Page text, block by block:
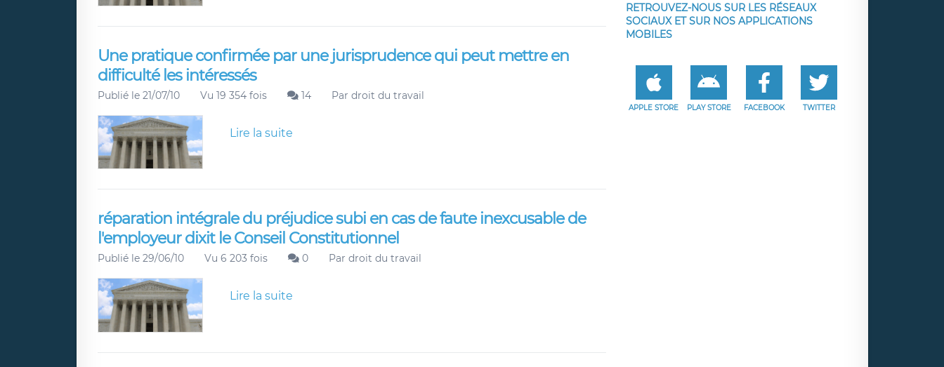
Une pratique confirmée par une jurisprudence qui peut mettre en
difficulté les intéressés
Publié le 21/07/10 Vu 19 354 fois 14 Par droit du travail
Lire la suite
réparation intégrale du préjudice subi en cas de faute inexcusable de
l'employeur dixit le Conseil Constitutionnel
Publié le 29/06/10 Vu 6 203 fois 0 Par droit du travail
Lire la suite
RETROUVEZ-NOUS SUR LES RÉSEAUX
SOCIAUX ET SUR NOS APPLICATIONS
MOBILES
APPLE STORE PLAY STORE FACEBOOK TWITTER